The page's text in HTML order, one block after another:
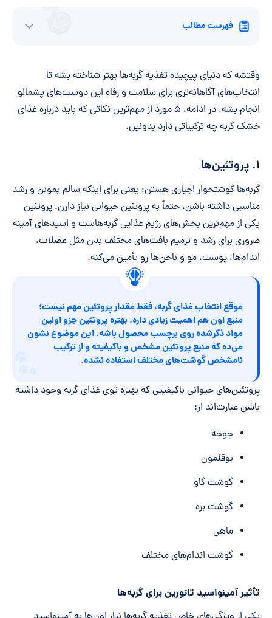
فهرست مطالب
وقتشه که دنیای پیچیده تغذیه گربه‌ها بهتر شناخته بشه تا
انتخاب‌های آگاهانه‌تری برای سلامت و رفاه این دوست‌های پشمالو
انجام بشه. در ادامه، ۵ مورد از مهم‌ترین نکاتی که باید درباره غذای
خشک گربه چه ترکیباتی دارد بدونین.
۱. پروتئین‌ها
گربه‌ها گوشتخوار اجباری هستن؛ یعنی برای اینکه سالم بمونن و رشد
مناسبی داشته باشن، حتماً به پروتئین حیوانی نیاز دارن. پروتئین
یکی از مهم‌ترین بخش‌های رژیم غذایی گربه‌هاست و اسیدهای آمینه
ضروری برای رشد و ترمیم بافت‌های مختلف بدن مثل عضلات،
اندام‌ها، پوست، مو و ناخن‌ها رو تأمین می‌کنه.
موقع انتخاب غذای گربه، فقط مقدار پروتئین مهم نیست؛
منبع اون هم اهمیت زیادی داره. بهتره پروتئین جزو اولین
مواد ذکرشده روی برچسب محصول باشه. این موضوع نشون
می‌ده که منبع پروتئین مشخص و باکیفیته و از ترکیب
نامشخص گوشت‌های مختلف استفاده نشده.
پروتئین‌های حیوانی باکیفیتی که بهتره توی غذای گربه وجود داشته
باشن عبارت‌اند از:
جوجه
بوقلمون
گوشت گاو
گوشت بره
ماهی
گوشت اندام‌های مختلف
تأثیر آمینواسید تائورین برای گربه‌ها